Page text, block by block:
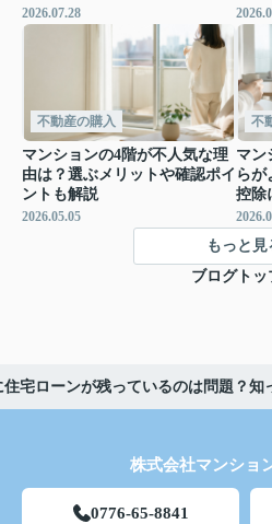
2026.07.28
不動産の購入
マンションの4階が不人気な理
由は？選ぶメリットや確認ポイ
ントも解説
2026.05.05
不
マン
らが
控除
もっと見
ブログトッ
住宅ローンが残っているのは問題？知
株式会社マンショ
0776-65-8841